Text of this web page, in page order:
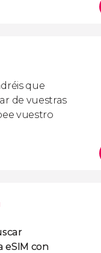
que
de vuestras
vuestro
eSIM con